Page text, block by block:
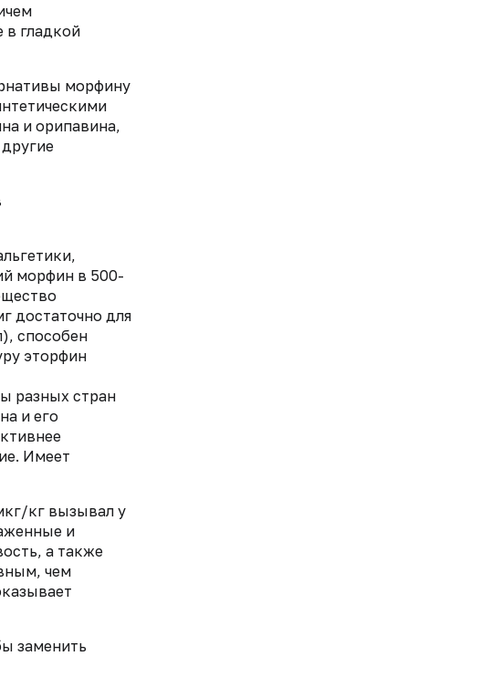
в гладкой
морфину
и орипавина,
морфин в 500-
достаточно для
способен
эторфин
разных стран
и его
Имеет
кг вызывал у
и
а также
чем
заменить